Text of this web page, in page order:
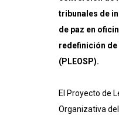
tribunales de
de paz en
redefinición de
(PLEOSP).
El Proyecto de
Organizativa